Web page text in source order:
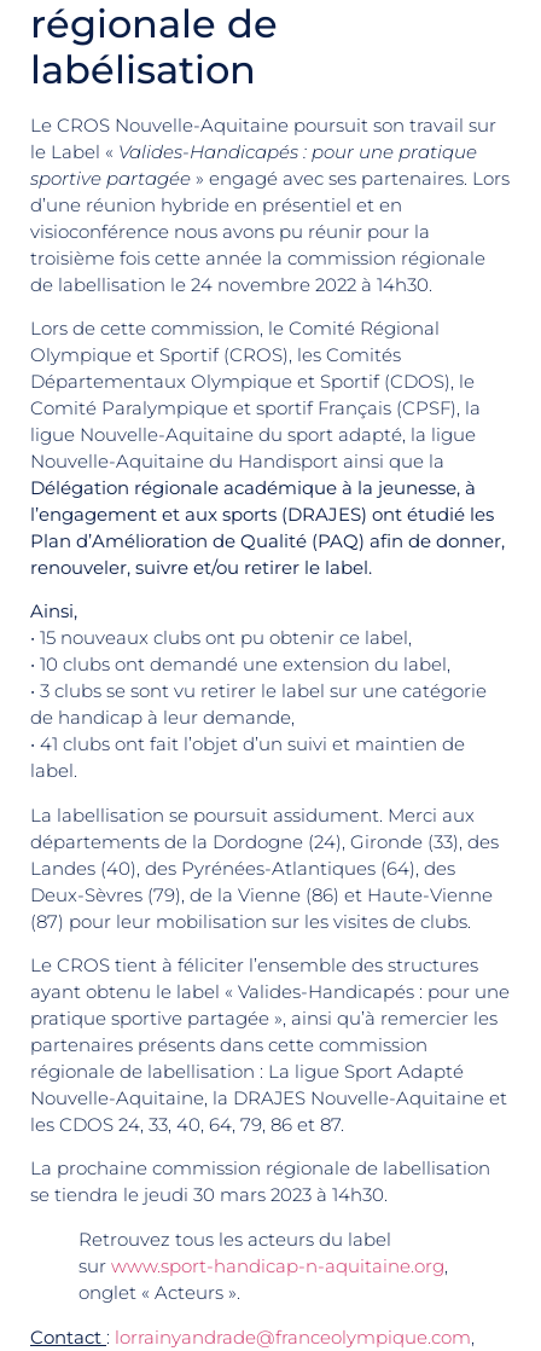
régionale de
labélisation
Le CROS Nouvelle-Aquitaine poursuit son travail sur
le Label « Valides-Handicapés : pour une pratique
sportive partagée » engagé avec ses partenaires. Lors
d’une réunion hybride en présentiel et en
visioconférence nous avons pu réunir pour la
troisième fois cette année la commission régionale
de labellisation le 24 novembre 2022 à 14h30.
Lors de cette commission, le Comité Régional
Olympique et Sportif (CROS), les Comités
Départementaux Olympique et Sportif (CDOS), le
Comité Paralympique et sportif Français (CPSF), la
ligue Nouvelle-Aquitaine du sport adapté, la ligue
Nouvelle-Aquitaine du Handisport ainsi que la
Délégation régionale académique à la jeunesse, à
l’engagement et aux sports (DRAJES) ont étudié les
Plan d’Amélioration de Qualité (PAQ) afin de donner,
renouveler, suivre et/ou retirer le label.
Ainsi,
• 15 nouveaux clubs ont pu obtenir ce label,
• 10 clubs ont demandé une extension du label,
• 3 clubs se sont vu retirer le label sur une catégorie
de handicap à leur demande,
• 41 clubs ont fait l’objet d’un suivi et maintien de
label.
La labellisation se poursuit assidument. Merci aux
départements de la Dordogne (24), Gironde (33), des
Landes (40), des Pyrénées-Atlantiques (64), des
Deux-Sèvres (79), de la Vienne (86) et Haute-Vienne
(87) pour leur mobilisation sur les visites de clubs.
Le CROS tient à féliciter l’ensemble des structures
ayant obtenu le label « Valides-Handicapés : pour une
pratique sportive partagée », ainsi qu’à remercier les
partenaires présents dans cette commission
régionale de labellisation : La ligue Sport Adapté
Nouvelle-Aquitaine, la DRAJES Nouvelle-Aquitaine et
les CDOS 24, 33, 40, 64, 79, 86 et 87.
La prochaine commission régionale de labellisation
se tiendra le jeudi 30 mars 2023 à 14h30.
Retrouvez tous les acteurs du label
sur www.sport-handicap-n-aquitaine.org,
onglet « Acteurs ».
Contact : lorrainyandrade@franceolympique.com,